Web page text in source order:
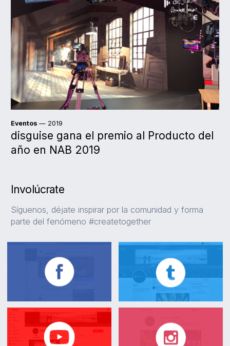
Eventos — 2019
disguise gana el premio al Producto del
año en NAB 2019
Involúcrate
Síguenos, déjate inspirar por la comunidad y forma
parte del fenómeno #createtogether